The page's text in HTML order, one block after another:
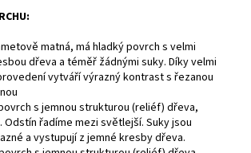
matná, má hladký povrch s velmi
dřeva a téměř žádnými suky. Díky velmi
vytváří výrazný kontrast s řezanou
s jemnou strukturou (reliéf) dřeva,
Odstín řadíme mezi světlejší. Suky jsou
a vystupují z jemné kresby dřeva.